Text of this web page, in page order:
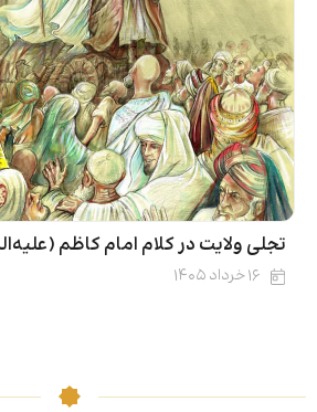
تجلی ولایت در کلام امام کاظم
۱۶ خرداد ۱۴۰۵